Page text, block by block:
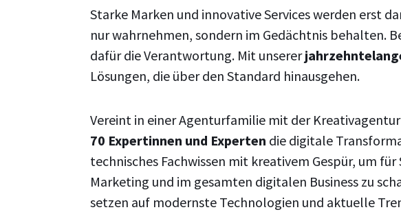
Starke Marken und innovative Services werden erst
nur wahrnehmen, sondern im Gedächtnis behalten.
dafür die Verantwortung. Mit unserer
Lösungen, die über den Standard hinausgehen.
Vereint in einer Agenturfamilie mit der
70 Expertinnen und Experten die digitale
technisches Fachwissen mit kreativem Gespür, um
Marketing und im gesamten digitalen Business zu
setzen auf modernste Technologien und aktuelle